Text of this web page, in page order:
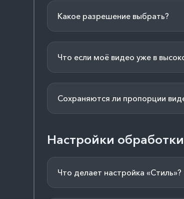
Какое разрешение выбрать?
Что если моё видео уже в
Сохраняются ли пропорции
Настройки обработки
Что делает настройка «Стиль»?